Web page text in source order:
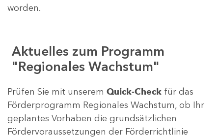
worden.
Aktuelles zum Programm
"Regionales Wachstum"
Prüfen Sie mit unserem Quick-Check für das
Förderprogramm Regionales Wachstum, ob Ihr
geplantes Vorhaben die grundsätzlichen
Fördervoraussetzungen der Förderrichtlinie